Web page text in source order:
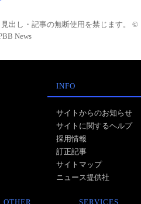
出し・記事の無断使用を禁じます。 ©
News
INFO
サイトからのお知らせ
サイトに関するヘルプ
採用情報
訂正記事
サイトマップ
ニュース提供社
OTHER SERVICES